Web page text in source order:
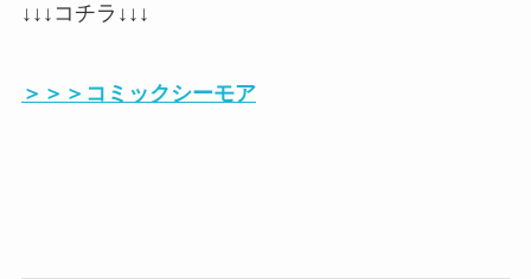
↓↓↓コチラ↓↓↓
＞＞＞コミックシーモア